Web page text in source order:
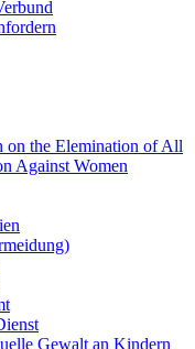
the Elemination of All
Against Women
Gewalt an Kindern